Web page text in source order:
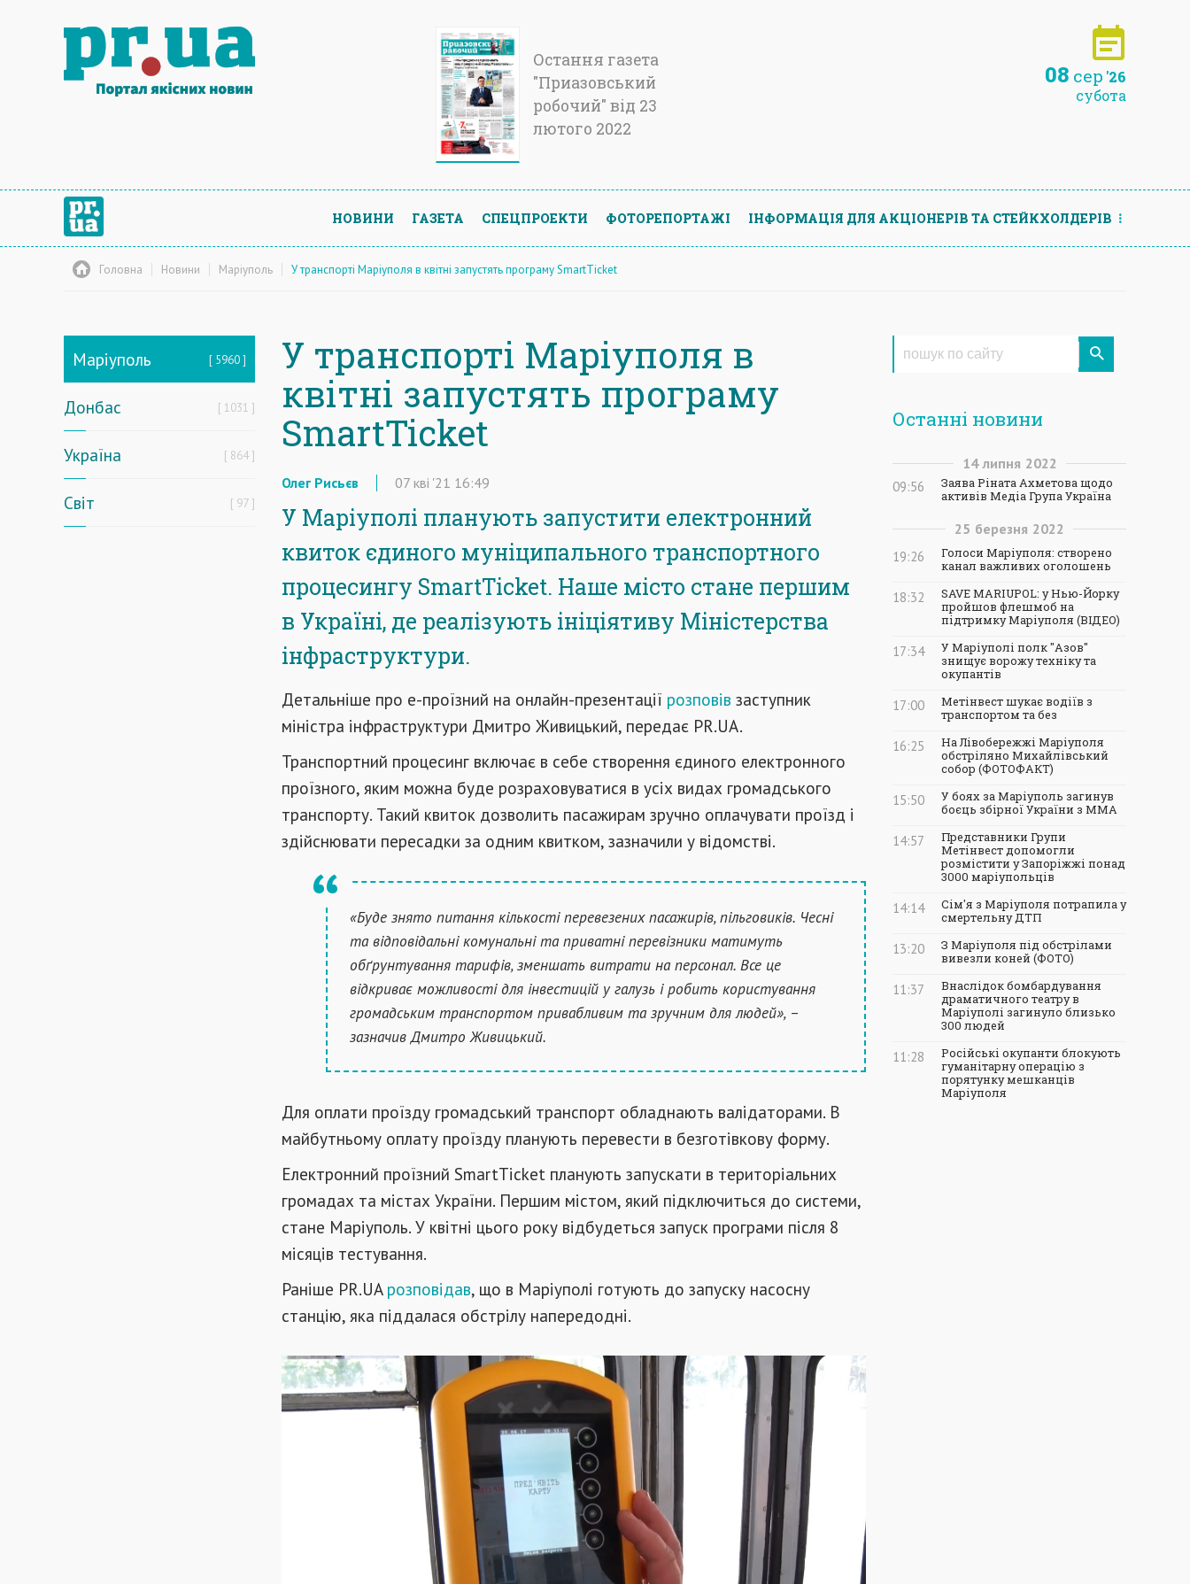
Остання газета
"Приазовський
робочий" від 23
лютого 2022
08 сер '26
субота
НОВИНИ ГАЗЕТА СПЕЦПРОЕКТИ ФОТОРЕПОРТАЖІ ІНФОРМАЦIЯ ДЛЯ АКЦIОНЕРIВ ТА СТЕЙКХОЛДЕРIВ
Головна Новини Маріуполь У транспорті Маріуполя в квітні запустять програму SmartTicket
Маріуполь 5960
Донбас 1031
Україна 864
Світ 97
У транспорті Маріуполя в
квітні запустять програму
SmartTicket
Олег Рисьєв 07 кві '21 16:49
У Маріуполі планують запустити електронний
квиток єдиного муніципального транспортного
процесингу SmartTicket. Наше місто стане першим
в Україні, де реалізують ініціятиву Міністерства
інфраструктури.
Детальніше про е-проїзний на онлайн-презентації розповів заступник
міністра інфраструктури Дмитро Живицький, передає PR.UA.
Транспортний процесинг включає в себе створення єдиного електронного
проїзного, яким можна буде розраховуватися в усіх видах громадського
транспорту. Такий квиток дозволить пасажирам зручно оплачувати проїзд і
здійснювати пересадки за одним квитком, зазначили у відомстві.
«Буде знято питання кількості перевезених пасажирів, пільговиків. Чесні
та відповідальні комунальні та приватні перевізники матимуть
обґрунтування тарифів, зменшать витрати на персонал. Все це
відкриває можливості для інвестицій у галузь і робить користування
громадським транспортом привабливим та зручним для людей», –
зазначив Дмитро Живицький.
Для оплати проїзду громадський транспорт обладнають валідаторами. В
майбутньому оплату проїзду планують перевести в безготівкову форму.
Електронний проїзний SmartTicket планують запускати в територіальних
громадах та містах України. Першим містом, який підключиться до системи,
стане Маріуполь. У квітні цього року відбудеться запуск програми після 8
місяців тестування.
Раніше PR.UA розповідав, що в Маріуполі готують до запуску насосну
станцію, яка піддалася обстрілу напередодні.
Останні новини
14 липня 2022
09:56
Заява Ріната Ахметова щодо
активів Медіа Група Україна
25 березня 2022
19:26
Голоси Маріуполя: створено
канал важливих оголошень
18:32
SAVE MARIUPOL: у Нью-Йорку
пройшов флешмоб на
підтримку Маріуполя (ВІДЕО)
17:34
У Маріуполі полк "Азов"
знищує ворожу техніку та
окупантів
17:00
Метінвест шукає водіїв з
транспортом та без
16:25
На Лівобережжі Маріуполя
обстріляно Михайлівський
собор (ФОТОФАКТ)
15:50
У боях за Маріуполь загинув
боєць збірної України з ММА
14:57
Представники Групи
Метінвест допомогли
розмістити у Запоріжжі понад
3000 маріупольців
14:14
Сім'я з Маріуполя потрапила у
смертельну ДТП
13:20
З Маріуполя під обстрілами
вивезли коней (ФОТО)
11:37
Внаслідок бомбардування
драматичного театру в
Маріуполі загинуло близько
300 людей
11:28
Російські окупанти блокують
гуманітарну операцію з
порятунку мешканців
Маріуполя